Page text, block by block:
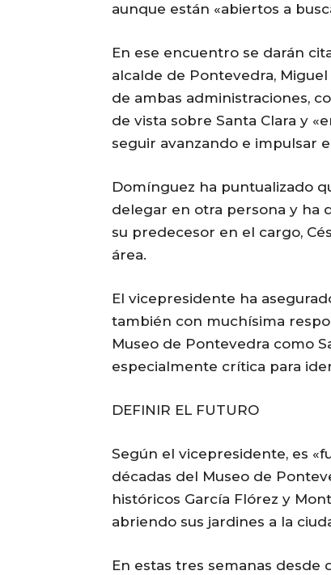
aunque están «abiertos a
En ese encuentro se darán
alcalde de Pontevedra,
de ambas administraciones,
de vista sobre Santa Clara y
seguir avanzando e impulsar
Domínguez ha puntualizado
delegar en otra persona y ha
su predecesor en el cargo,
área.
El vicepresidente ha
también con muchísima
Museo de Pontevedra como
especialmente crítica para
DEFINIR EL FUTURO
Según el vicepresidente, es
décadas del Museo de
históricos García Flórez y
abriendo sus jardines a la
En estas tres semanas desde